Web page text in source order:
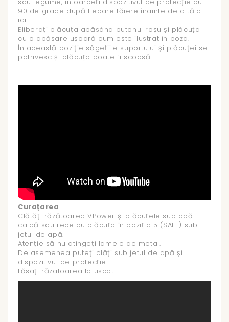
90 de grade după fiecare tăiere înainte de a tăia
iar.
Eliberați plăcuța apăsând butonul roșu și plăcuța
cu o apăsare ușoară cum este ilustrat în poza.
În această poziție săgețiile suportului și plăcuței se
potrivesc și plăcuța poate fi scoasă.
Curațarea
Clătăți răzătoarea VPower și plăcuțele sub apă
caldă sau rece cu plăcuța în poziția 5 (SAFE) sub
jetul de apă.
Atenție să nu atingeți lamele de metal.
De asemenea puteți clăți sub jetul de apă și
dispozitivul de protecție.
Lăsați răzatoarea la uscat.